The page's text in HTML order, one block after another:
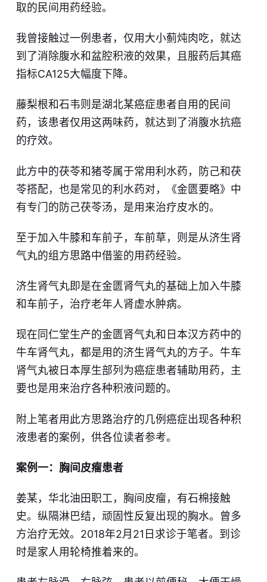
取的民间用药经验。
我曾接触过一例患者，仅用大小蓟炖肉吃，就达
到了消除腹水和盆腔积液的效果，且服药后其癌
指标CA125大幅度下降。
藤梨根和石韦则是湖北某癌症患者自用的民间
药，该患者仅用这两味药，就达到了消腹水抗癌
的疗效。
此方中的茯苓和猪苓属于常用利水药，防己和茯
苓搭配，也是常见的利水药对，《金匮要略》中
有专门的防己茯苓汤，是用来治疗皮水的。
至于加入牛膝和车前子，车前草，则是从济生肾
气丸的组方思路中借鉴的用药经验。
济生肾气丸即是在金匮肾气丸的基础上加入牛膝
和车前子，治疗老年人肾虚水肿病。
现在同仁堂生产的金匮肾气丸和日本汉方药中的
牛车肾气丸，都是用的济生肾气丸的方子。牛车
肾气丸被日本厚生部列为癌症患者辅助用药，主
要也是用来治疗各种积液问题的。
附上笔者用此方思路治疗的几例癌症出现各种积
液患者的案例，供各位读者参考。
案例一：胸间皮瘤患者
姜某，华北油田职工，胸间皮瘤，有石棉接触
史。纵隔淋巴结，顽固性反复出现的胸水。曾多
方治疗无效。2018年2月21日求诊于笔者。到诊
时是家人用轮椅推着来的。